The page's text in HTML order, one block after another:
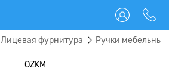
Лицевая фурнитура Ручки мебельные
OZKM